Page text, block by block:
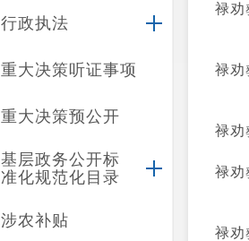
行政执法
重大决策听证事项
重大决策预公开
基层政务公开标
准化规范化目录
涉农补贴
禄劝
禄劝
禄劝
禄劝
禄劝